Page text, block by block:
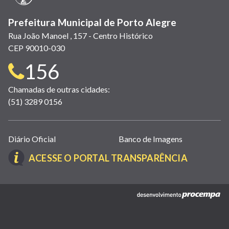
Prefeitura Municipal de Porto Alegre
Rua João Manoel , 157 - Centro Histórico
CEP 90010-030
Telefone
para
contato:
156
Chamadas de outras cidades:
(51) 3289 0156
Links
úteis
(abrem
nova
Diário Oficial Banco de Imagens
ACESSE O PORTAL TRANSPARÊNCIA(LINK
EM
NOVA